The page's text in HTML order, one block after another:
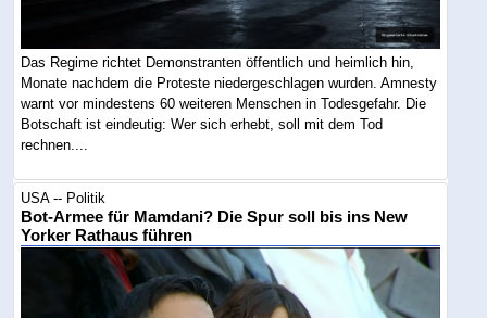
Das Regime richtet Demonstranten öffentlich und heimlich hin,
Monate nachdem die Proteste niedergeschlagen wurden. Amnesty
warnt vor mindestens 60 weiteren Menschen in Todesgefahr. Die
Botschaft ist eindeutig: Wer sich erhebt, soll mit dem Tod
rechnen....
USA -- Politik
Bot-Armee für Mamdani? Die Spur soll bis ins New
Yorker Rathaus führen